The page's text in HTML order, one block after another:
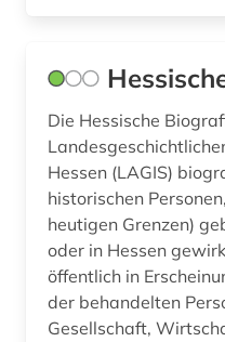
Die Hessische
Hessen (LAGIS)
historischen
heutigen Grenzen)
oder in Hessen
öffentlich in
der behandelten
Gesellschaft,